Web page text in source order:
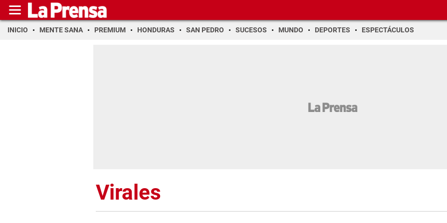
INICIO MENTE SANA PREMIUM HONDURAS SAN PEDRO SUCESOS MUNDO DEPORTES ESPECTÁCULOS
Virales